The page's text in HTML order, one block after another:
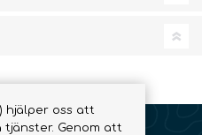
hjälper oss att
Genom att